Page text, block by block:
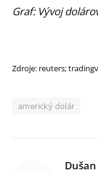
Graf: Vývoj
Zdroje: reuters;
americký dolár